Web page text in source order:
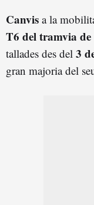
Canvis a la
T6 del tramvia de
tallades des del 3
gran majoria del